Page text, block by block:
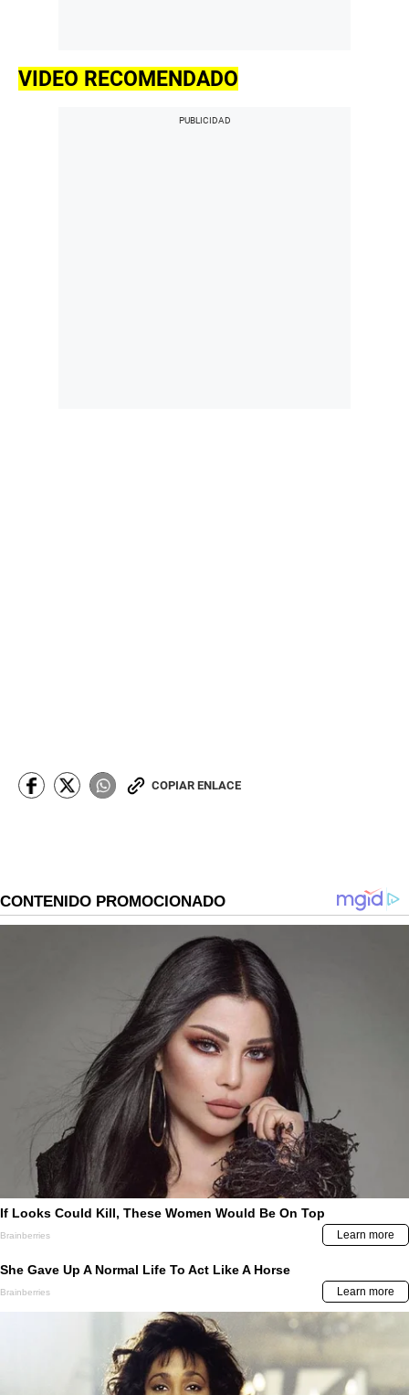
VIDEO RECOMENDADO
COPIAR ENLACE